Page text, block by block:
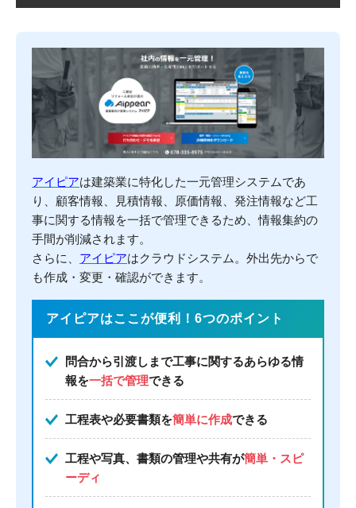
アイピアは建築業に特化した一元管理システムであ
り、顧客情報、見積情報、原価情報、発注情報など工
事に関する情報を一括で管理できるため、情報集約の
手間が削減されます。
さらに、 アイピアはクラウドシステム。外出先からで
も作成・変更・確認ができます。
アイピアはここが便利！6つのポイント
問合から引渡しまで工事に関するあらゆる情
報を一括で管理できる
工程表や必要書類を簡単に作成できる
工程や写真、書類の管理や共有が簡単・スピ
ーディ